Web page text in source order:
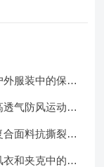
服装中的保暖
气防风运动服
面料抗撕裂与
和夹克中的应